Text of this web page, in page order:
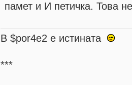
памет и И петичка. Това
В $por4e2 e истината
***